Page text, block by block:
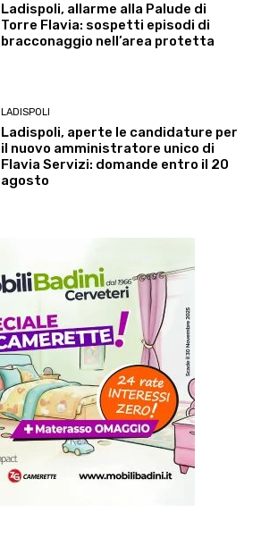
Ladispoli, allarme alla Palude di
Torre Flavia: sospetti episodi di
bracconaggio nell’area protetta
LADISPOLI
Ladispoli, aperte le candidature per
il nuovo amministratore unico di
Flavia Servizi: domande entro il 20
agosto